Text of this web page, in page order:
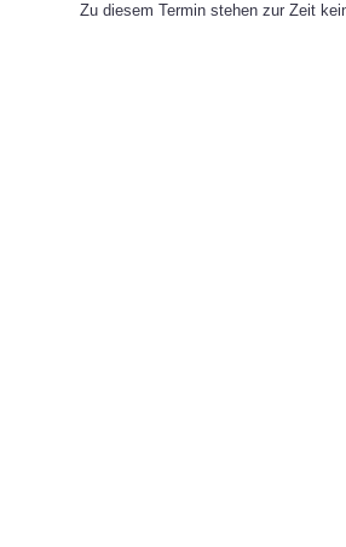
Zu diesem Termin stehen zur Zeit